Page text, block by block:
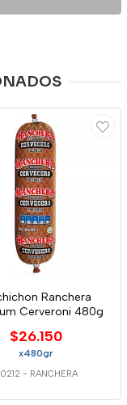
Ranchera
Cerveroni 480g
$26.150
x480gr
- RANCHERA